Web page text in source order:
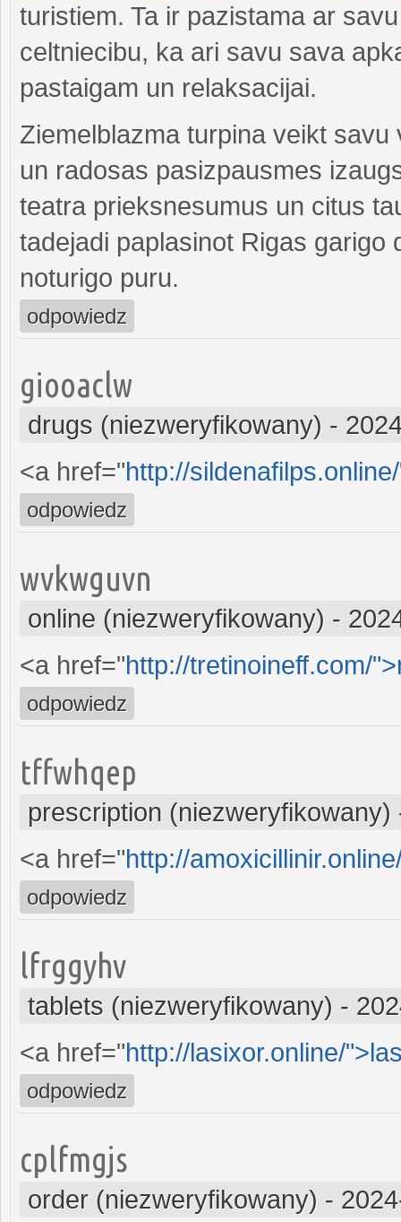
turistiem. Ta ir pazistama ar
celtniecibu, ka ari savu sava
pastaigam un relaksacijai.
Ziemelblazma turpina veikt
un radosas pasizpausmes
teatra prieksnesumus un citus
tadejadi paplasinot Rigas garigo
noturigo puru.
odpowiedz
giooaclw
drugs (niezweryfikowany) -
<a href="http://
odpowiedz
wvkwguvn
online (niezweryfikowany) -
<a href="http://tretinoineff.com/
odpowiedz
tffwhqep
prescription (niezweryfikowany)
<a href="http://
odpowiedz
lfrggyhv
tablets (niezweryfikowany) -
<a href="http://lasixor.online/
odpowiedz
cplfmgjs
order (niezweryfikowany) -